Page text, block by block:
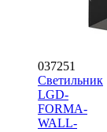
037251
Светильник
LGD-
FORMA-
WALL-